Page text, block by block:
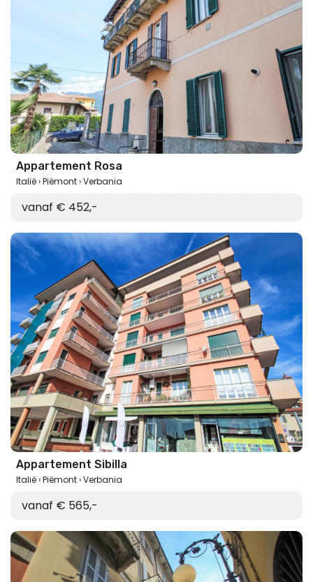
Appartement Rosa
Italië Piëmont Verbania
vanaf € 452,-
Appartement Sibilla
Italië Piëmont Verbania
vanaf € 565,-